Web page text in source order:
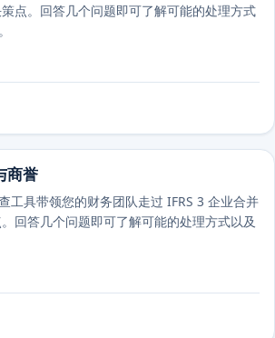
点。回答几个问题即可了解可能的处理方式
商誉
工具带领您的财务团队走过 IFRS 3 企业合并
回答几个问题即可了解可能的处理方式以及